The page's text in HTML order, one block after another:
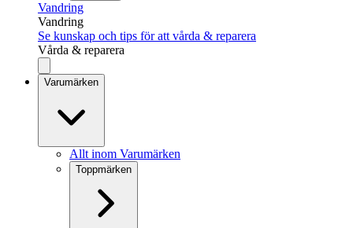
Vandring
Vandring
Se kunskap och tips för att vårda & reparera
Vårda & reparera
Varumärken
Allt inom Varumärken
Toppmärken